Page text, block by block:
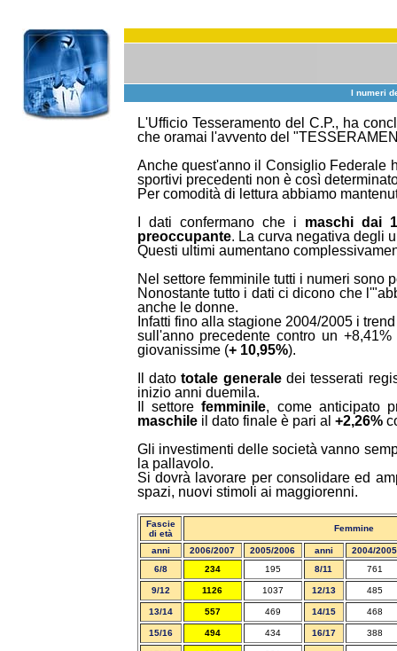
I numeri
L'Ufficio Tesseramento del C.P., ha
che oramai l'avvento del
Anche quest'anno il Consiglio Federale
sportivi precedenti non è così
Per comodità di lettura abbiamo
I dati confermano che i maschi dai
preoccupante. La curva negativa degli
Questi ultimi aumentano
Nel settore femminile tutti i numeri sono
Nonostante tutto i dati ci dicono che
anche le donne.
Infatti fino alla stagione 2004/2005 i
sull'anno precedente contro un
giovanissime (+ 10,95%).
Il datototale generaledei tesserati
inizio anni duemila.
Il settorefemminile, come anticipato
maschileil dato finale è pari al +2,26%
Gli investimenti delle società vanno
la pallavolo.
Si dovrà lavorare per consolidare ed
spazi, nuovi stimoli ai maggiorenni.
Fascie
di età
Femmine
anni 2006/2007 2005/2006 anni
2004/2005
6/8
234 195 8/11 761
9/12 1126 1037 12/13 485
13/14 557 469 14/15 468
15/16 494 434 16/17 388